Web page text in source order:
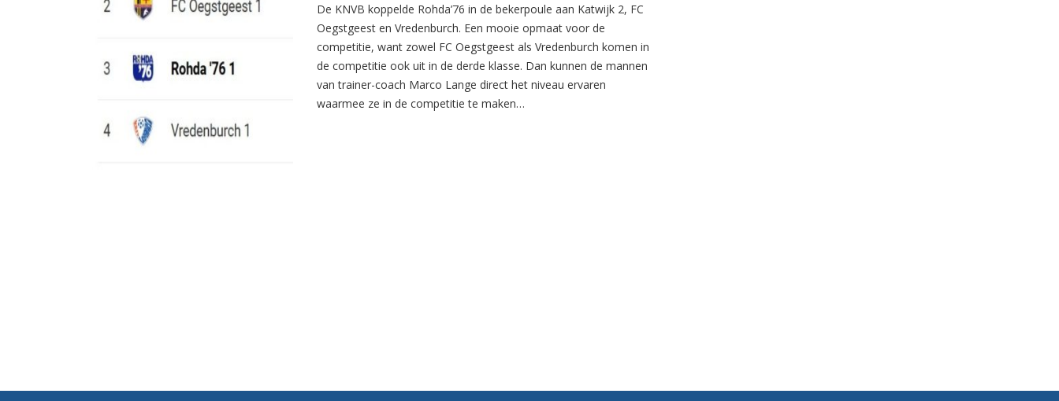
De KNVB koppelde Rohda’76 in de bekerpoule aan Katwijk 2, FC
Oegstgeest en Vredenburch. Een mooie opmaat voor de
competitie, want zowel FC Oegstgeest als Vredenburch komen in
de competitie ook uit in de derde klasse. Dan kunnen de mannen
van trainer-coach Marco Lange direct het niveau ervaren
waarmee ze in de competitie te maken…